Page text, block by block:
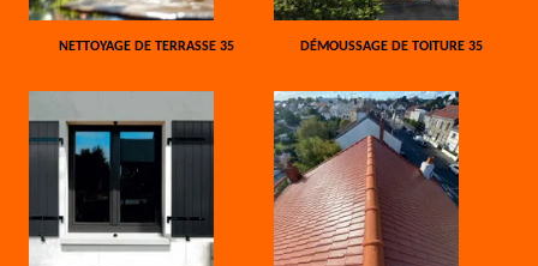
NETTOYAGE DE TERRASSE 35 DÉMOUSSAGE DE TOITURE 35